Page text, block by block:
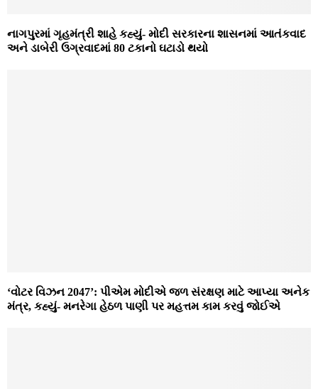
નાગપુરમાં ગૃહમંત્રી શાહે કહ્યું- મોદી સરકારના શાસનમાં આતંકવાદ
અને ડાબેરી ઉગ્રવાદમાં 80 ટકાનો ઘટાડો થયો
‘વોટર વિઝન 2047’: પીએમ મોદીએ જળ સંરક્ષણ માટે આપ્યા અનેક
મંત્ર, કહ્યું- મનરેગા હેઠળ પાણી પર મહત્તમ કામ કરવું જોઈએ